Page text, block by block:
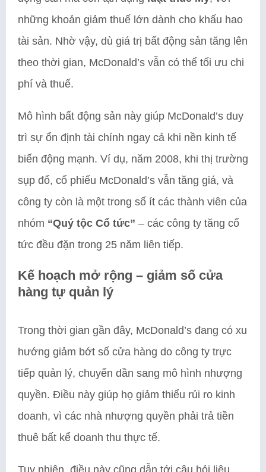
những khoản giảm thuế lớn dành cho khấu hao
tài sản. Nhờ vậy, dù giá trị bất động sản tăng lên
theo thời gian, McDonald’s vẫn có thể tối ưu chi
phí và thuế.
Mô hình bất động sản này giúp McDonald’s duy
trì sự ổn định tài chính ngay cả khi nền kinh tế
biến động mạnh. Ví dụ, năm 2008, khi thị trường
sụp đổ, cổ phiếu McDonald’s vẫn tăng giá, và
công ty còn là một trong số ít các thành viên của
nhóm “Quý tộc Cổ tức” – các công ty tăng cổ
tức đều đặn trong 25 năm liên tiếp.
Kế hoạch mở rộng – giảm số cửa
hàng tự quản lý
Trong thời gian gần đây, McDonald’s đang có xu
hướng giảm bớt số cửa hàng do công ty trực
tiếp quản lý, chuyển dần sang mô hình nhượng
quyền. Điều này giúp họ giảm thiểu rủi ro kinh
doanh, vì các nhà nhượng quyền phải trả tiền
thuê bất kể doanh thu thực tế.
Tuy nhiên, điều này cũng dẫn tới câu hỏi liệu